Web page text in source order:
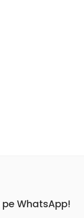
WhatsApp!